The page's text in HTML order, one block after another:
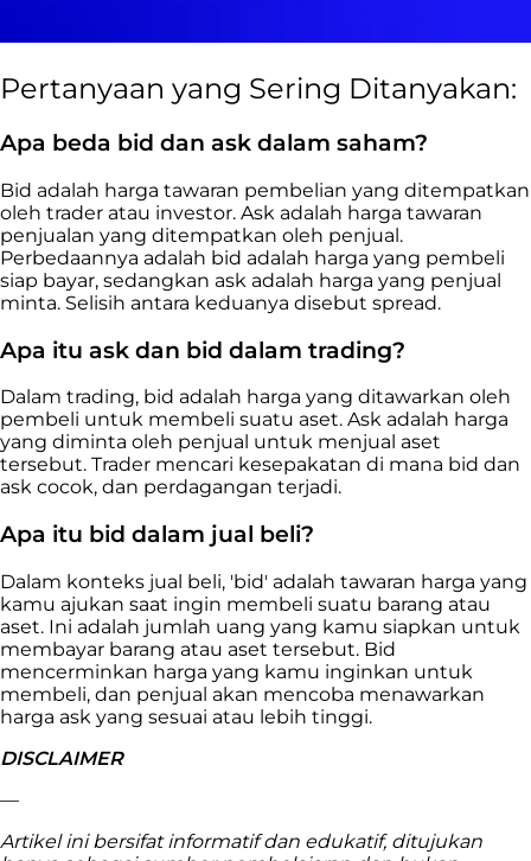
Pertanyaan yang Sering Ditanyakan:
Apa beda bid dan ask dalam saham?
Bid adalah harga tawaran pembelian yang ditempatkan
oleh trader atau investor. Ask adalah harga tawaran
penjualan yang ditempatkan oleh penjual.
Perbedaannya adalah bid adalah harga yang pembeli
siap bayar, sedangkan ask adalah harga yang penjual
minta. Selisih antara keduanya disebut spread.
Apa itu ask dan bid dalam trading?
Dalam trading, bid adalah harga yang ditawarkan oleh
pembeli untuk membeli suatu aset. Ask adalah harga
yang diminta oleh penjual untuk menjual aset
tersebut. Trader mencari kesepakatan di mana bid dan
ask cocok, dan perdagangan terjadi.
Apa itu bid dalam jual beli?
Dalam konteks jual beli, 'bid' adalah tawaran harga yang
kamu ajukan saat ingin membeli suatu barang atau
aset. Ini adalah jumlah uang yang kamu siapkan untuk
membayar barang atau aset tersebut. Bid
mencerminkan harga yang kamu inginkan untuk
membeli, dan penjual akan mencoba menawarkan
harga ask yang sesuai atau lebih tinggi.
DISCLAIMER
—
Artikel ini bersifat informatif dan edukatif, ditujukan